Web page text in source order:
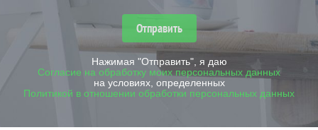
Отправить
Нажимая "Отправить", я даю
Согласие на обработку моих персональных данных
на условиях, определенных
Политикой в отношении обработки персональных данных